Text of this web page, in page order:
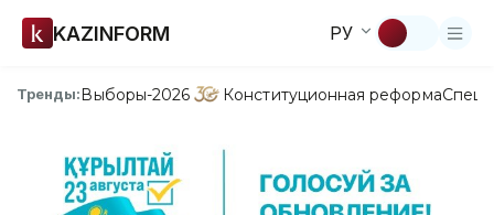
KAZINFORM РУ
Тренды:Выборы-2026 Конституционная реформа